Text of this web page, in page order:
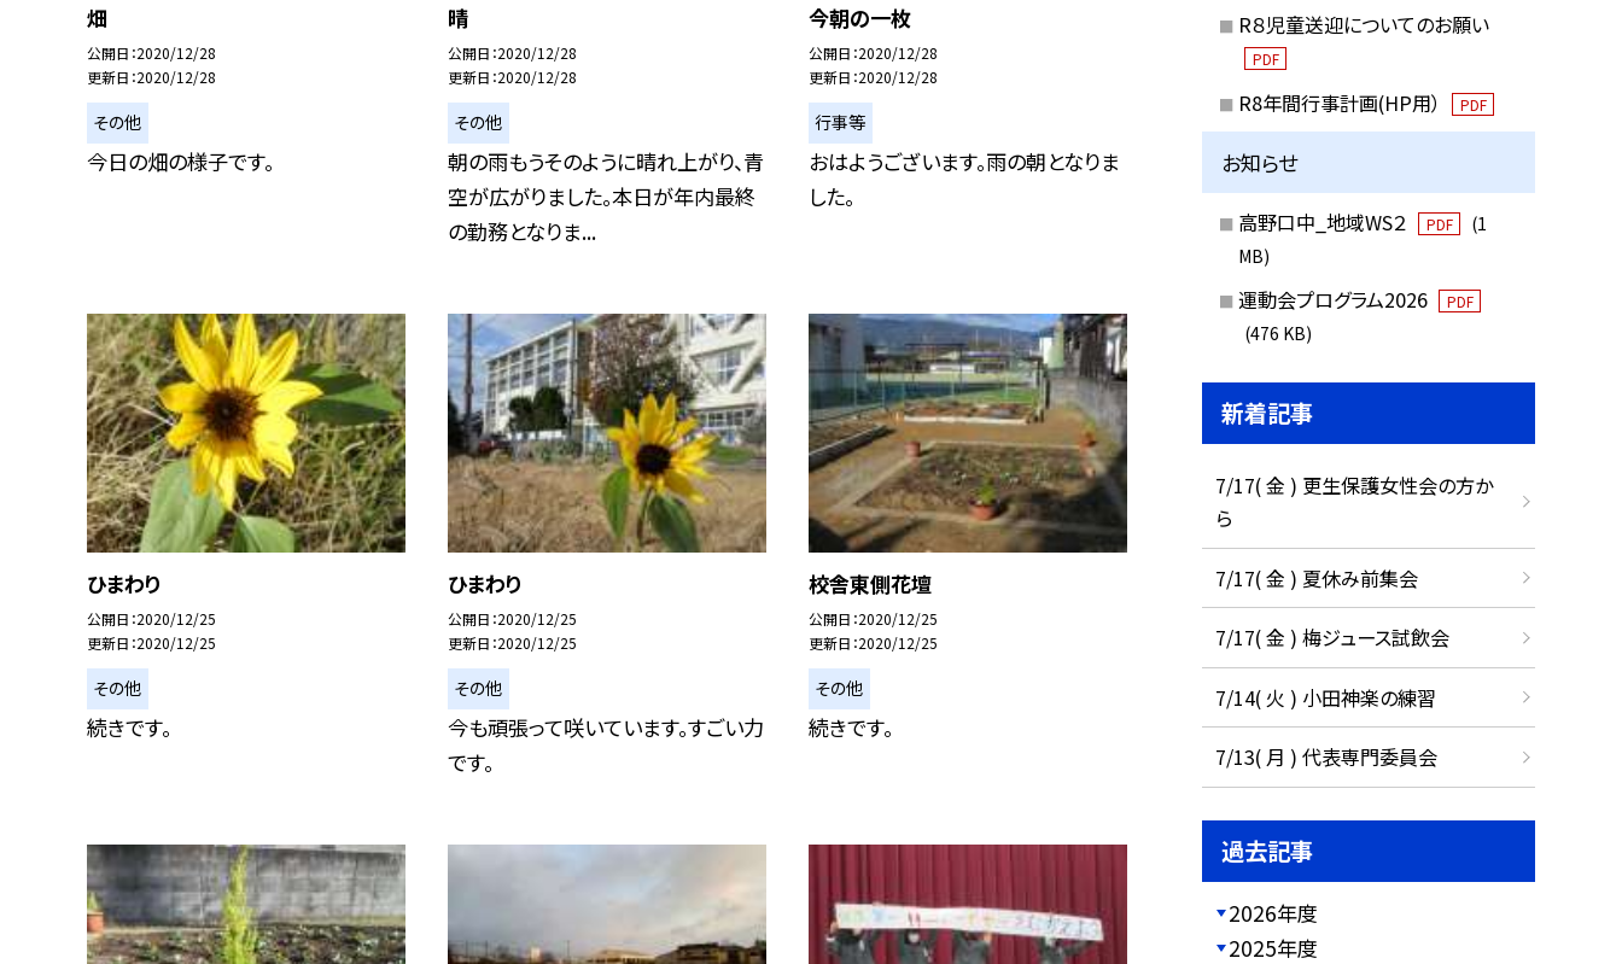
畑
公開日 2020/12/28
更新日 2020/12/28
その他
今日の畑の様子です。
晴
公開日 2020/12/28
更新日 2020/12/28
その他
朝の雨もうそのように晴れ上がり、青
空が広がりました。本日が年内最終
の勤務となりま...
今朝の一枚
公開日 2020/12/28
更新日 2020/12/28
行事等
おはようございます。雨の朝となりま
した。
ひまわり
公開日 2020/12/25
更新日 2020/12/25
その他
続きです。
ひまわり
公開日 2020/12/25
更新日 2020/12/25
その他
今も頑張って咲いています。すごい力
です。
校舎東側花壇
公開日 2020/12/25
更新日 2020/12/25
その他
続きです。
R８児童送迎についてのお願い
PDF
R8年間行事計画(HP用） PDF
お知らせ
高野口中_地域WS２ PDF
(1
MB)
運動会プログラム2026 PDF
(476 KB)
新着記事
7/17( 金 ) 更生保護女性会の方か
ら
7/17( 金 ) 夏休み前集会
7/17( 金 ) 梅ジュース試飲会
7/14( 火 ) 小田神楽の練習
7/13( 月 ) 代表専門委員会
過去記事
2026年度
2025年度